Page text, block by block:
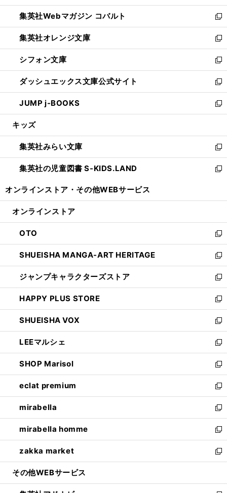
開
く
ウ
で
開
く
ン
ド
ウ
で
開
く
ウ
ィ
ン
ド
ウ
で
開
く
集英社Webマガジン コバルト
新
し
い
ウ
ィ
ン
ド
ウ
で
開
集英社オレンジ文庫
新
し
い
ウ
ィ
ン
ド
ウ
開
く
シフォン文庫
新
し
い
ウ
ィ
ン
ウ
で
開
く
ダッシュエックス文庫公式サイト
新
し
い
ウ
ン
ド
ウ
で
JUMP j-BOOKS
新
し
ウ
ィ
ン
ド
開
キッズ
集英社みらい文庫
新
し
い
ン
ウ
で
開
く
集英社の児童図書 S-KIDS.LAND
新
ウ
ン
ド
ウ
で
開
く
オンラインストア・ その他WEBサービス
オンラインストア
OTO
新
し
い
ウ
ィ
ン
ド
ウ
で
開
く
SHUEISHA MANGA-ART HERITAGE
新
し
い
ウ
ィ
ン
ド
ウ
で
開
く
ジャンプキャラクターズストア
新
し
い
ウ
ィ
ン
ド
ウ
で
開
く
HAPPY PLUS STORE
新
し
い
ウ
ィ
ン
ド
ウ
で
開
く
SHUEISHA VOX
新
し
い
ウ
ィ
ン
ド
ウ
で
開
く
LEEマルシェ
新
し
い
ウ
ィ
ン
ド
ウ
で
開
く
SHOP Marisol
新
し
い
ウ
ィ
ン
ド
ウ
で
開
eclat premium
新
し
い
ウ
ィ
ン
ド
ウ
開
mirabella
新
し
い
ウ
ィ
ン
ウ
mirabella homme
新
し
い
ウ
ン
zakka market
新
し
ウ
その他WEBサービス